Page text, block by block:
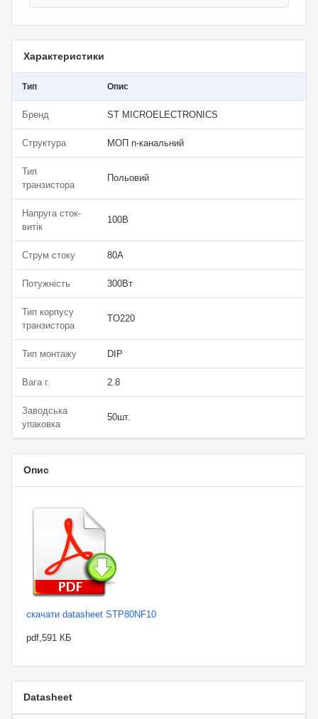
Характеристики
Тип Опис
Бренд ST MICROELECTRONICS
Структура МОП n-канальний
Тип
транзистора
Польовий
Напруга сток-
витік
100В
Струм стоку 80А
Потужність 300Вт
Тип корпусу
транзистора
TO220
Тип монтажу DIP
Вага г. 2.8
Заводська
упаковка
50шт.
Опис
скачати datasheet STP80NF10
pdf,591 КБ
Datasheet